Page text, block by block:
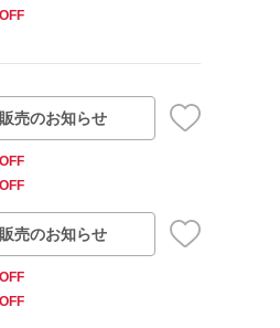
売のお知らせ
売のお知らせ